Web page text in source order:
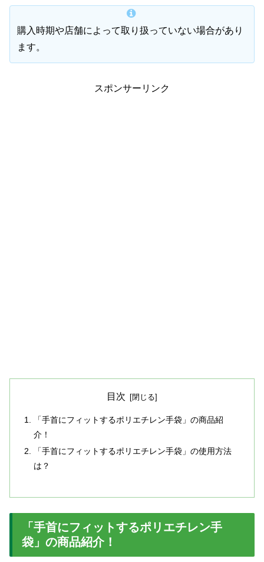
購入時期や店舗によって取り扱っていない場合があり
ます。
スポンサーリンク
目次
「手首にフィットするポリエチレン手袋」の商品紹
介！
「手首にフィットするポリエチレン手袋」の使用方法
は？
「手首にフィットするポリエチレン手
袋」の商品紹介！